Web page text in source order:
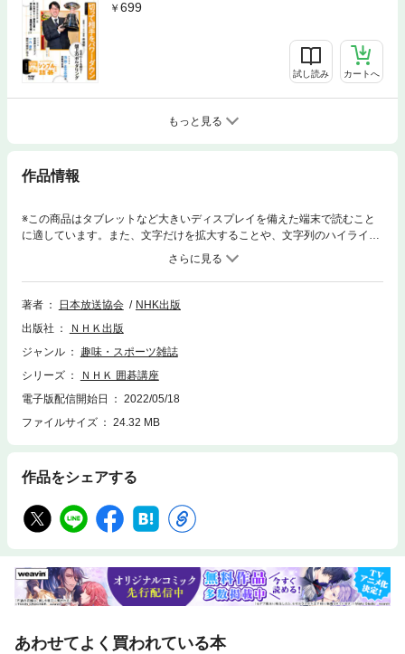
699
試し読み カートへ
もっと見る
作品情報
※この商品はタブレットなど大きいディスプレイを備えた端末で読むこと
に適しています。また、文字だけを拡大することや、文字列のハイライ
ト、検索、辞書の参照、引用などの機能が使用できません。観るだけでも
楽しい！ 打つともっと楽しい！！ 講座は鈴木伸二七段の“いい”かげんで打
ってみよう4月～9月は「磨け！バランス感覚 鈴木伸二“いい”かげんで打
ってみよう」と題し、実力も知名度もある若手棋士、鈴木伸二七段が、バ
ます。付録では、「どこが大きい？河野臨の大ヨセマイスター」など、観
戦主体のファンも楽しめる企画を予定です。■ご注意ください■※ＮＨＫテ
ない場合があります。ご了承ください。■今月のテーマ新開講！［囲碁フ
ォーカス講座］磨け！ バランス感覚 鈴木伸二 “いい”かげんで打ってみよ
う「ドーンと勢力を広げる」第70回 ＮＨＫ杯テレビ囲碁トーナメント≪1
回戦≫鈴木 歩 七段×沼舘沙輝哉 七段鈴木伸二 七段×鶴田和志 六段 ほか
のヨセ※電子版では「段・級位認定 次の一手」のご応募はできません。
著者 日本放送協会
NHK出版
出版社
ＮＨＫ出版
ジャンル
趣味・スポーツ雑誌
シリーズ
ＮＨＫ 囲碁講座
電子版配信開始日
2022/05/18
ファイルサイズ
24.32 MB
作品をシェアする
あわせてよく買われている本